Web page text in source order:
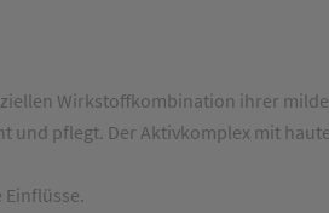
Wirkstoffkombination ihrer
und pflegt. Der Aktivkomplex mit